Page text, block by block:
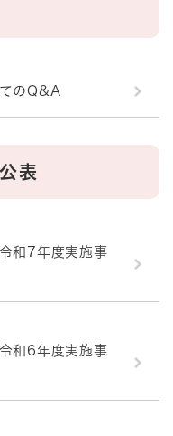
のQ&A
表
和7年度実施事
和6年度実施事